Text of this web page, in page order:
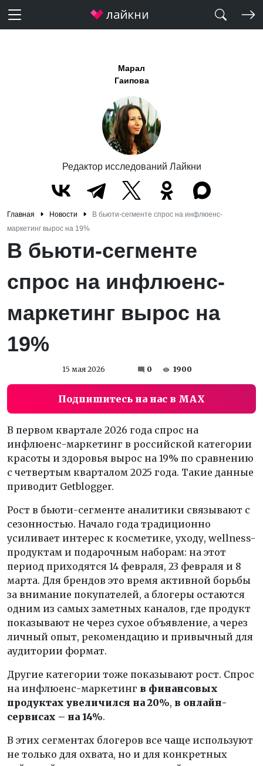
Марал
Гаипова
Редактор исследований Лайкни
Главная Новости
В бьюти-сегменте спрос на инфлюенс-
маркетинг вырос на 19%
В бьюти-сегменте
спрос на инфлюенс-
маркетинг вырос на
19%
15 мая 2026 0 1900
Подпишитесь на нас в MAX
В первом квартале 2026 года спрос на
инфлюенс-маркетинг в российской категории
красоты и здоровья вырос на 19% по сравнению
с четвертым кварталом 2025 года. Такие данные
приводит Getblogger.
Рост в бьюти-сегменте аналитики связывают с
сезонностью. Начало года традиционно
усиливает интерес к косметике, уходу, wellness-
продуктам и подарочным наборам: на этот
период приходятся 14 февраля, 23 февраля и 8
марта. Для брендов это время активной борьбы
за внимание покупателей, а блогеры остаются
одним из самых заметных каналов, где продукт
показывают не через сухое объявление, а через
личный опыт, рекомендацию и привычный для
аудитории формат.
Другие категории тоже показывают рост. Спрос
на инфлюенс-маркетинг в финансовых
продуктах увеличился на 20%, в онлайн-
сервисах – на 14%.
В этих сегментах блогеров все чаще используют
не только для охвата, но и для конкретных